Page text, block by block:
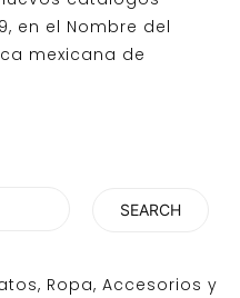
en el Nombre del
mexicana de
Ropa, Accesorios y